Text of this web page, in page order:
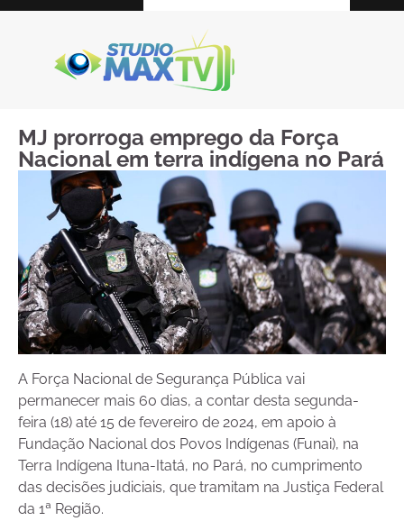
MJ prorroga emprego da Força
Nacional em terra indígena no Pará
A Força Nacional de Segurança Pública vai
permanecer mais 60 dias, a contar desta segunda-
feira (18) até 15 de fevereiro de 2024, em apoio à
Fundação Nacional dos Povos Indígenas (Funai), na
Terra Indígena Ituna-Itatá, no Pará, no cumprimento
das decisões judiciais, que tramitam na Justiça Federal
da 1ª Região.